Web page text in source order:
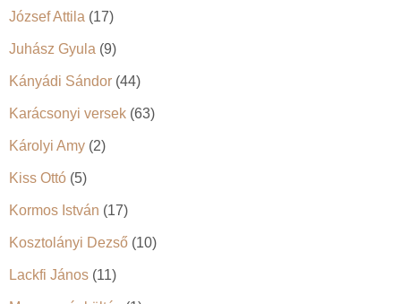
József Attila (17)
Juhász Gyula (9)
Kányádi Sándor (44)
Karácsonyi versek (63)
Károlyi Amy (2)
Kiss Ottó (5)
Kormos István (17)
Kosztolányi Dezső (10)
Lackfi János (11)